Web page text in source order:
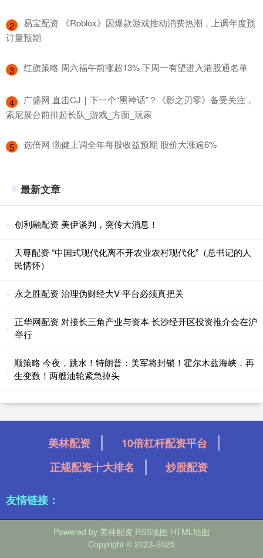
2
​易宝配资 《Roblox》因爆款游戏推动消费热潮，上调年度预
订量预期
3 ​红旗策略 周六福午前涨超13% 下周一有望进入港股通名单
4
​广盛网 直击CJ｜下一个“黑神话”？《影之刃零》备受关注，
索尼展台前排起长队_游戏_方面_玩家
5 ​选倍网 渤健上调全年每股收益预期 股价大涨逾6%
最新文章
创利融配资 美伊谈判，突传大消息！
天尊配资 “中国式现代化离不开农业农村现代化”（总书记的人
民情怀）
永之胜配资 治理伪财经大V 平台必须真把关
正华网配资 对接长三角产业与资本 长沙经开区投资推介会在沪
举行
顺策略 今夜，跳水！特朗普：美军将封锁！霍尔木兹海峡，再
生变数！两艘油轮紧急掉头
美林配资
10倍杠杆配资平台
正规配资十大排名
炒股配资
友情链接：
Powered by 美林配资 RSS地图 HTML地图
Copyright © 2023-2025